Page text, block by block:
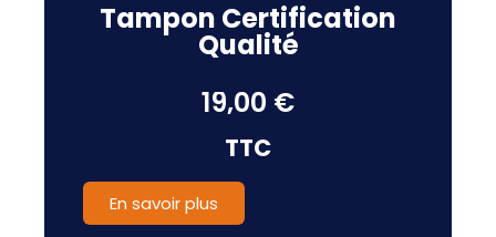
Tampon Certification
Qualité
19,00 €
TTC
En savoir plus